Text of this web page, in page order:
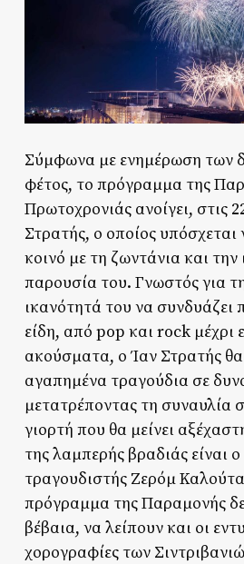
Σύμφωνα με ενημέρωση των
φέτος, το πρόγραμμα της
Πρωτοχρονιάς ανοίγει, στις
Στρατής, ο οποίος υπόσχεται
κοινό με τη ζωντάνια και την
παρουσία του. Γνωστός για
ικανότητά του να συνδυάζει
είδη, από pop και rock μέχρι
ακούσματα, ο Ίαν Στρατής
αγαπημένα τραγούδια σε
μετατρέποντας τη συναυλία
γιορτή που θα μείνει
της λαμπερής βραδιάς είναι
τραγουδιστής Ζερόμ
πρόγραμμα της Παραμονής
βέβαια, να λείπουν και οι
χορογραφίες των